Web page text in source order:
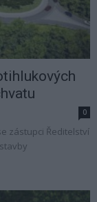
0
zástupci Ředitelství